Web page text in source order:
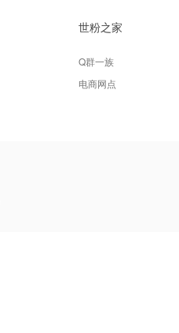
世粉之家
Q群一族
电商网点